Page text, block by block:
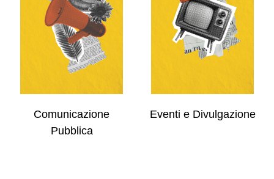
Comunicazione
Pubblica
Eventi e Divulgazione